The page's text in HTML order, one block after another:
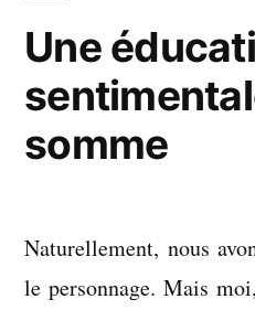
Une
somme
Naturellement, nous
le personnage. Mais